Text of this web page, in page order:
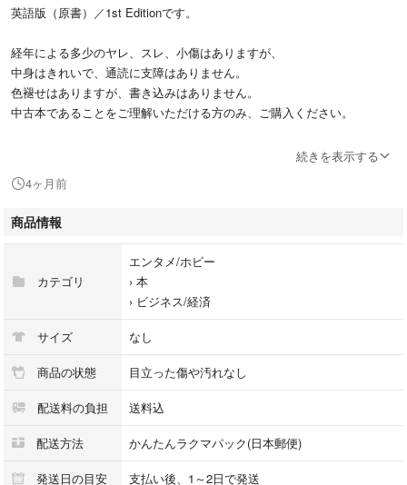
英語版（原書）／1st Editionです。
経年による多少のヤレ、スレ、小傷はありますが、
中身はきれいで、通読に支障はありません。
色褪せはありますが、書き込みはありません。
中古本であることをご理解いただける方のみ、ご購入ください。
水濡れ防止＋厚紙
翌日まで発送いたします。
続きを表示する
4ヶ月前
商品情報
カテゴリ
エンタメ/ホビー
› 本
› ビジネス/経済
サイズ なし
商品の状態 目立った傷や汚れなし
配送料の負担 送料込
配送方法 かんたんラクマパック(日本郵便)
発送日の目安 支払い後、1～2日で発送